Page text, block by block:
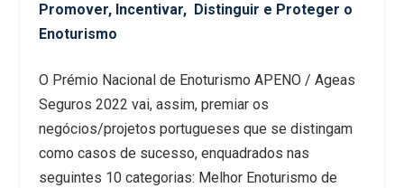
Promover, Incentivar, Distinguir e Proteger o
Enoturismo
O Prémio Nacional de Enoturismo APENO / Ageas
Seguros 2022 vai, assim, premiar os
negócios/projetos portugueses que se distingam
como casos de sucesso, enquadrados nas
seguintes 10 categorias: Melhor Enoturismo de